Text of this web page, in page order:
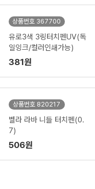
상품번호 367700
유로3색 3링터치펜UV(독
일잉크/컬러인쇄가능)
381원
상품번호 820217
벨라 라바 니들 터치펜(0.
7)
506원